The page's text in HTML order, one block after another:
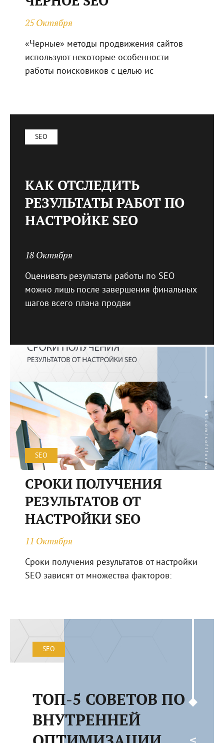
25 Октября
«Черные» методы продвижения сайтов
используют некоторые особенности
работы поисковиков с целью ис
SEO
КАК ОТСЛЕДИТЬ
РЕЗУЛЬТАТЫ РАБОТ ПО
НАСТРОЙКЕ SEO
18 Октября
Оценивать результаты работы по SEO
можно лишь после завершения финальных
шагов всего плана продви
SEO
СРОКИ ПОЛУЧЕНИЯ
РЕЗУЛЬТАТОВ ОТ
НАСТРОЙКИ SEO
11 Октября
Сроки получения результатов от настройки
SEO зависят от множества факторов:
SEO
ТОП-5 СОВЕТОВ ПО
ВНУТРЕННЕЙ